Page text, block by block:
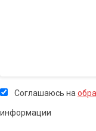
Соглашаюсь на
информации